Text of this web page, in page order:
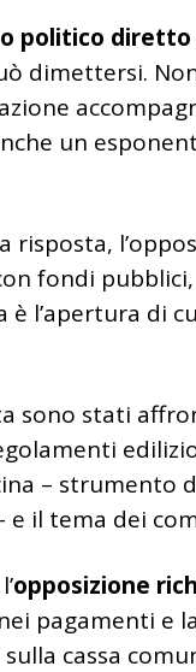
politico
dimettersi.
un
risposta,
fondi
è l’apertura di
sono stati
– strumento
e il tema dei
opposizione
pagamenti e
cassa